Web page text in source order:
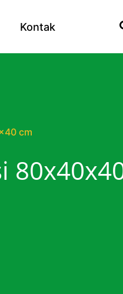
Kontak
cm